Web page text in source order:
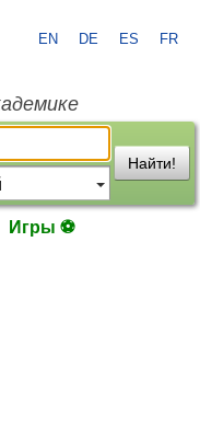
EN DE ES FR
Найти!
Игры ⚽